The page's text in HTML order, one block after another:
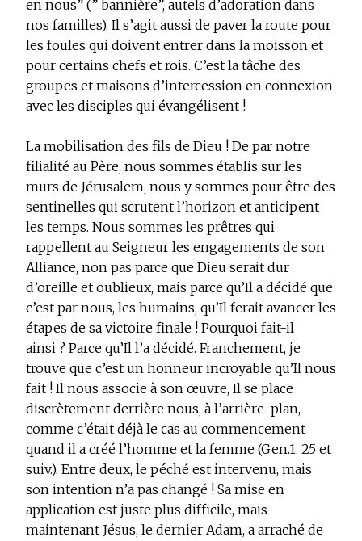
en nous” (” bannière”, autels d’adoration dans
nos familles). Il s’agit aussi de paver la route pour
les foules qui doivent entrer dans la moisson et
pour certains chefs et rois. C’est la tâche des
groupes et maisons d’intercession en connexion
avec les disciples qui évangélisent !
La mobilisation des fils de Dieu ! De par notre
filialité au Père, nous sommes établis sur les
murs de Jérusalem, nous y sommes pour être des
sentinelles qui scrutent l’horizon et anticipent
les temps. Nous sommes les prêtres qui
rappellent au Seigneur les engagements de son
Alliance, non pas parce que Dieu serait dur
d’oreille et oublieux, mais parce qu’Il a décidé que
c’est par nous, les humains, qu’Il ferait avancer les
étapes de sa victoire finale ! Pourquoi fait-il
ainsi ? Parce qu’Il l’a décidé. Franchement, je
trouve que c’est un honneur incroyable qu’Il nous
fait ! Il nous associe à son œuvre, Il se place
discrètement derrière nous, à l’arrière-plan,
comme c’était déjà le cas au commencement
quand il a créé l’homme et la femme (Gen.1. 25 et
suiv.). Entre deux, le péché est intervenu, mais
son intention n’a pas changé ! Sa mise en
application est juste plus difficile, mais
maintenant Jésus, le dernier Adam, a arraché de